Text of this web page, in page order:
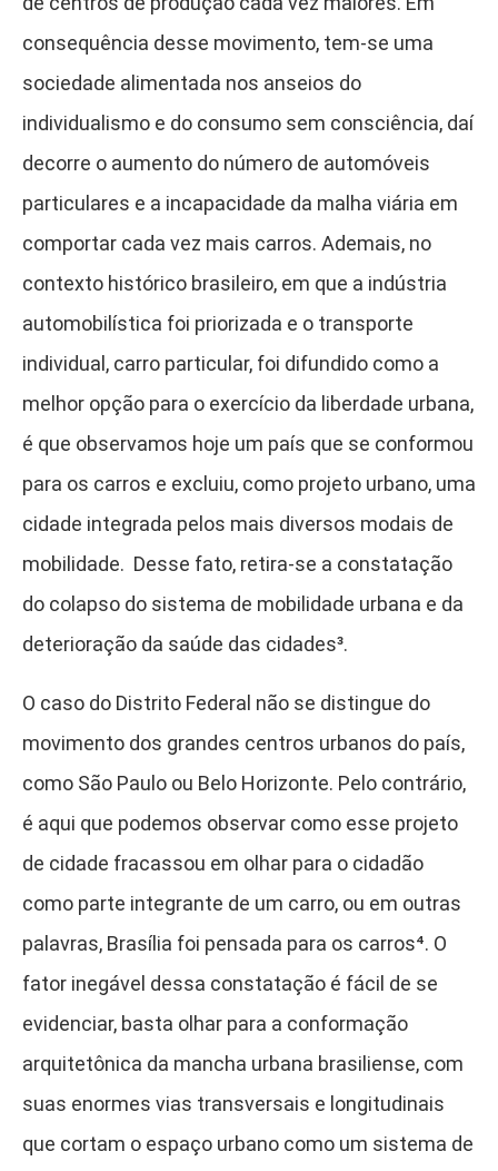
consequência desse movimento, tem-se uma
sociedade alimentada nos anseios do
individualismo e do consumo sem consciência, daí
decorre o aumento do número de automóveis
particulares e a incapacidade da malha viária em
comportar cada vez mais carros. Ademais, no
contexto histórico brasileiro, em que a indústria
automobilística foi priorizada e o transporte
individual, carro particular, foi difundido como a
melhor opção para o exercício da liberdade urbana,
é que observamos hoje um país que se conformou
para os carros e excluiu, como projeto urbano, uma
cidade integrada pelos mais diversos modais de
mobilidade. Desse fato, retira-se a constatação
do colapso do sistema de mobilidade urbana e da
deterioração da saúde das cidades³.
O caso do Distrito Federal não se distingue do
movimento dos grandes centros urbanos do país,
como São Paulo ou Belo Horizonte. Pelo contrário,
é aqui que podemos observar como esse projeto
de cidade fracassou em olhar para o cidadão
como parte integrante de um carro, ou em outras
palavras, Brasília foi pensada para os carros⁴. O
fator inegável dessa constatação é fácil de se
evidenciar, basta olhar para a conformação
arquitetônica da mancha urbana brasiliense, com
suas enormes vias transversais e longitudinais
que cortam o espaço urbano como um sistema de